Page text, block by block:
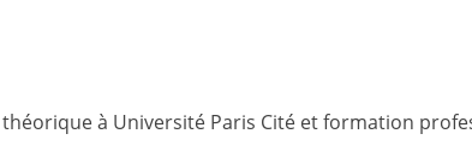
à Université Paris Cité et formation